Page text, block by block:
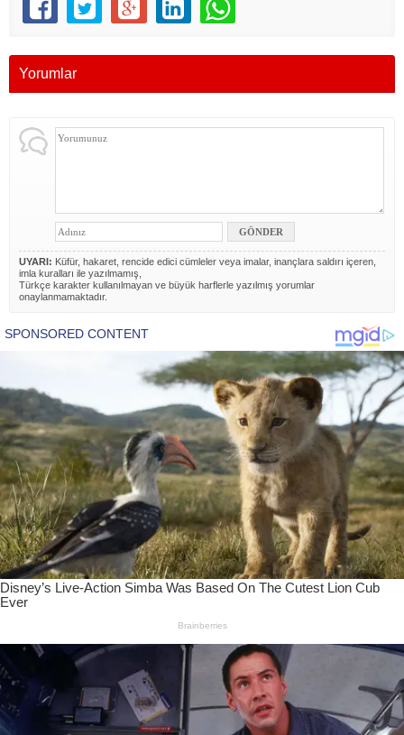
Yorumlar
UYARI: Küfür, hakaret, rencide edici cümleler veya imalar, inançlara saldırı içeren,
imla kuralları ile yazılmamış,
Türkçe karakter kullanılmayan ve büyük harflerle yazılmış yorumlar
onaylanmamaktadır.